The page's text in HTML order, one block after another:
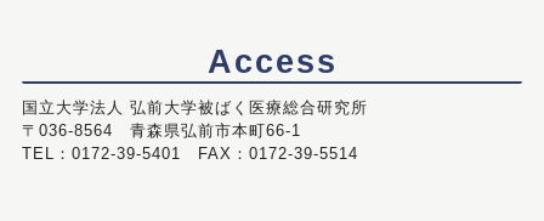
Access
国立大学法人 弘前大学被ばく医療総合研究所
〒036-8564 青森県弘前市本町66-1
TEL：0172-39-5401 FAX：0172-39-5514